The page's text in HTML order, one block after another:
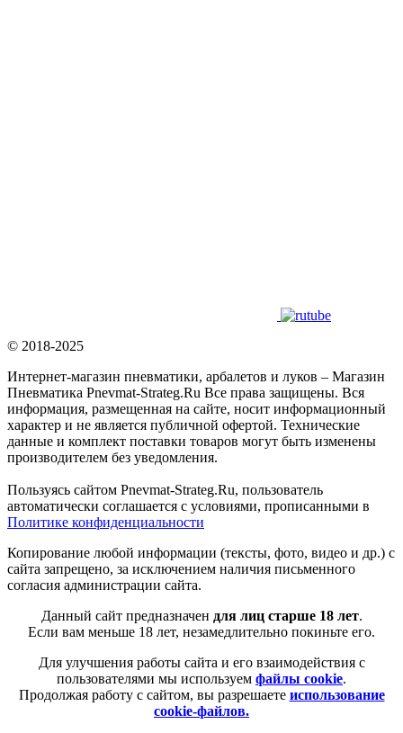
© 2018-2025
Интернет-магазин пневматики, арбалетов и луков – Магазин
Пневматика Pnevmat-Strateg.Ru Все права защищены. Вся
информация, размещенная на сайте, носит информационный
характер и не является публичной офертой. Технические
данные и комплект поставки товаров могут быть изменены
производителем без уведомления.
Пользуясь сайтом Pnevmat-Strateg.Ru, пользователь
автоматически соглашается с условиями, прописанными в
Политике конфиденциальности
Копирование любой информации (тексты, фото, видео и др.) с
сайта запрещено, за исключением наличия письменного
согласия администрации сайта.
Данный сайт предназначен для лиц старше 18 лет.
Если вам меньше 18 лет, незамедлительно покиньте его.
Для улучшения работы сайта и его взаимодействия с
пользователями мы используем файлы cookie.
Продолжая работу с сайтом, вы разрешаете использование
cookie-файлов.